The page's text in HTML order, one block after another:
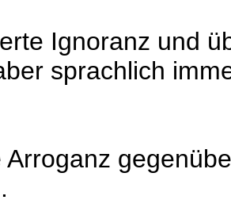
Ignoranz und
sprachlich
Arroganz